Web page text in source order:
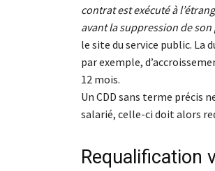
contrat est exécuté à
avant la suppression de son
le site du service public. La
par exemple,
12 mois.
Un CDD sans terme précis
salarié, celle-ci doit alors
Requalification